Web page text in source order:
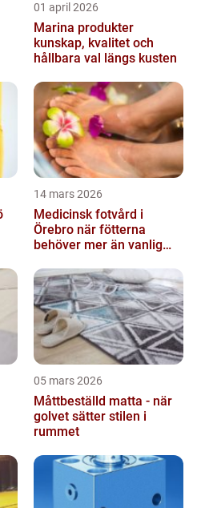
01 april 2026
Marina produkter
kunskap, kvalitet och
hållbara val längs kusten
14 mars 2026
Medicinsk fotvård i
Örebro när fötterna
behöver mer än vanlig
05 mars 2026
Måttbeställd matta - när
golvet sätter stilen i
rummet